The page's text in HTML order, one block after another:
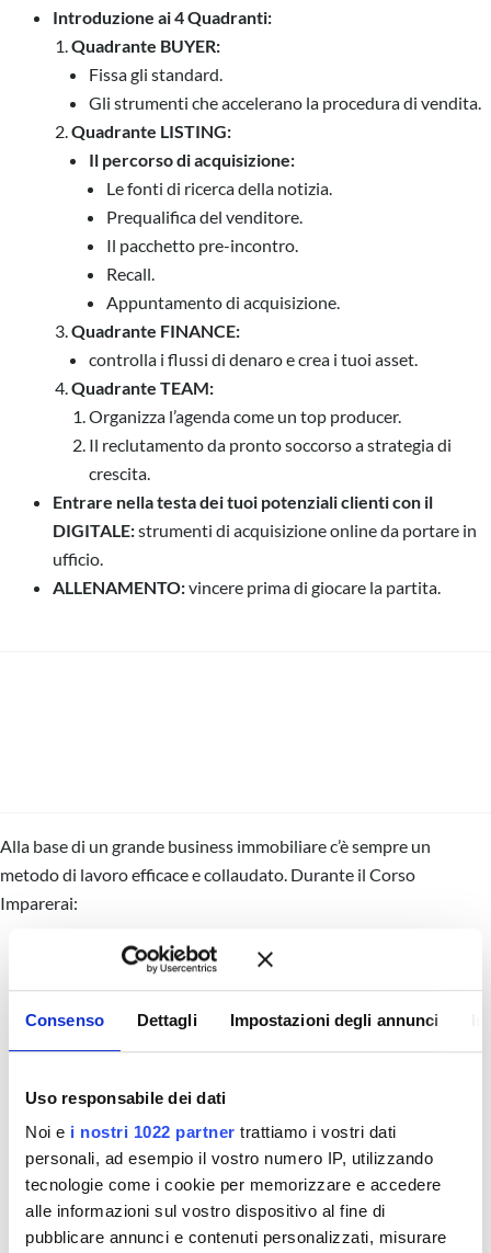
Consenso Dettagli Impostazioni degli annunci
Uso responsabile dei dati
Noi e i nostri 1022 partner trattiamo i vostri dati
personali, ad esempio il vostro numero IP, utilizzando
tecnologie come i cookie per memorizzare e accedere
alle informazioni sul vostro dispositivo al fine di
pubblicare annunci e contenuti personalizzati, misurare
Introduzione ai 4 Quadranti:
Quadrante BUYER:
Fissa gli standard.
Gli strumenti che accelerano la procedura di vendita.
Quadrante LISTING:
Il percorso di acquisizione:
Le fonti di ricerca della notizia.
Prequalifica del venditore.
Il pacchetto pre-incontro.
Recall.
Appuntamento di acquisizione.
Quadrante FINANCE:
controlla i flussi di denaro e crea i tuoi asset.
Quadrante TEAM:
Organizza l’agenda come un top producer.
Il reclutamento da pronto soccorso a strategia di
crescita.
Entrare nella testa dei tuoi potenziali clienti con il
DIGITALE:strumenti di acquisizione online da portare in
ufficio.
ALLENAMENTO:vincere prima di giocare la partita.
Alla base di un grande business immobiliare c’è sempre un
metodo di lavoro efficace e collaudato. Durante il Corso
Imparerai:
Atteggiamento mentale:
come cambia quando segui un
L’importanza degli obiettivi.
L’eccellenza grazie alla specializzazione.
Introduzione ai 4 Quadranti:
Quadrante BUYER:
Fissa gli standard.
Gli strumenti che accelerano la procedura di vendita.
Quadrante LISTING: